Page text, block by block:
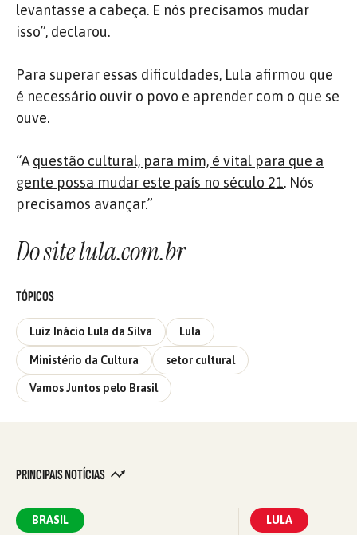
levantasse a cabeça. E nós precisamos mudar
isso”, declarou.
Para superar essas dificuldades, Lula afirmou que
é necessário ouvir o povo e aprender com o que se
ouve.
“A questão cultural, para mim, é vital para que a
gente possa mudar este país no século 21. Nós
precisamos avançar.”
Do site lula.com.br
TÓPICOS
Luiz Inácio Lula da Silva Lula
Ministério da Cultura setor cultural
Vamos Juntos pelo Brasil
PRINCIPAIS NOTÍCIAS
BRASIL LULA